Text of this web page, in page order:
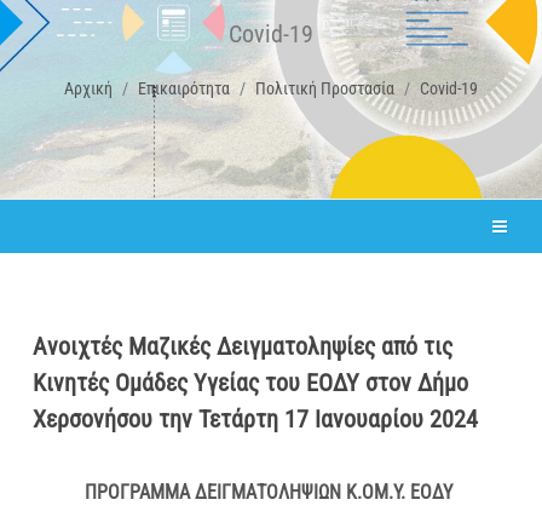
Covid-19
Αρχική Επικαιρότητα Πολιτική Προστασία Covid-19
Ανοιχτές Μαζικές Δειγματοληψίες από τις
Κινητές Ομάδες Υγείας του ΕΟΔΥ στον Δήμο
Χερσονήσου την Τετάρτη 17 Ιανουαρίου 2024
ΠΡΟΓΡΑΜΜΑ ΔΕΙΓΜΑΤΟΛΗΨΙΩΝ Κ.ΟΜ.Υ. ΕΟΔΥ